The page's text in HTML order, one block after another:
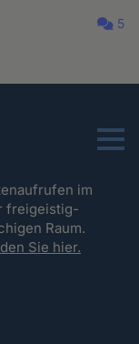
5
Menu
im
freigeistig-
Raum.
Sie hier.